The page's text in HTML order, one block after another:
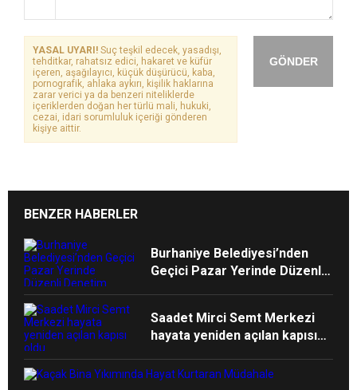
GÖNDER
YASAL UYARI! Suç teşkil edecek, yasadışı,
tehditkar, rahatsız edici, hakaret ve küfür
içeren, aşağılayıcı, küçük düşürücü, kaba,
pornografik, ahlaka aykırı, kişilik haklarına
zarar verici ya da benzeri niteliklerde
içeriklerden doğan her türlü mali, hukuki,
cezai, idari sorumluluk içeriği gönderen
kişiye aittir.
BENZER HABERLER
Burhaniye Belediyesi’nden
Geçici Pazar Yerinde Düzenli
Saadet Mirci Semt Merkezi
hayata yeniden açılan kapısı